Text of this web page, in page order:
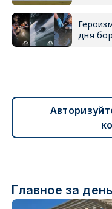
дня
Главное за день